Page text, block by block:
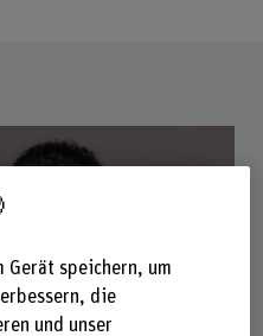
Gerät speichern, um
die
und unser